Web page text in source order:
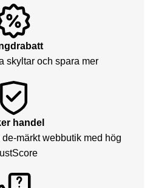
skyltar och spara mer
handel
märkt webbutik med hög